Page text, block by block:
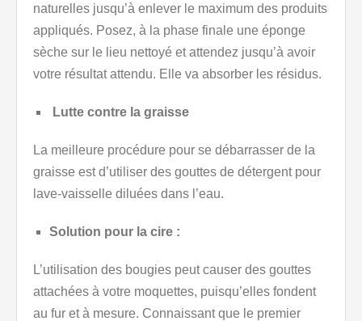
naturelles jusqu’à enlever le maximum des produits
appliqués. Posez, à la phase finale une éponge
sèche sur le lieu nettoyé et attendez jusqu’à avoir
votre résultat attendu. Elle va absorber les résidus.
Lutte contre la graisse
La meilleure procédure pour se débarrasser de la
graisse est d’utiliser des gouttes de détergent pour
lave-vaisselle diluées dans l’eau.
Solution pour la cire :
L’utilisation des bougies peut causer des gouttes
attachées à votre moquettes, puisqu’elles fondent
au fur et à mesure. Connaissant que le premier